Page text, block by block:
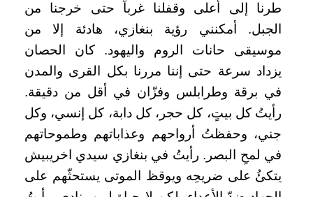
طرنا إلى أعلى وقفلنا غرباً حتى خرجنا من
الجبل. أمكنني رؤية بنغازي، هادئة إلا من
موسيقى حانات الروم واليهود. كان الحصان
يزداد سرعة حتى إننا مررنا بكل القرى والمدن
في برقة وطرابلس وفزّان في أقل من دقيقة.
رأيتُ كل بيتٍ، كل حجر، كل دابة، كل إنسي، وكل
جني، وحفظتُ أرواحهم وعذاباتهم وطموحاتهم
في لمحِ البصر. رأيتُ في بنغازي سيدي اخريبيش
يتكئُ على ضريحِه ويوقظ الموتى يستحثّهم على